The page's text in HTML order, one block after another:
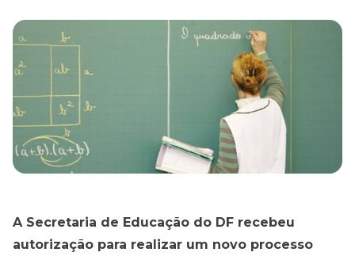
A Secretaria de Educação do DF recebeu
autorização para realizar um novo processo